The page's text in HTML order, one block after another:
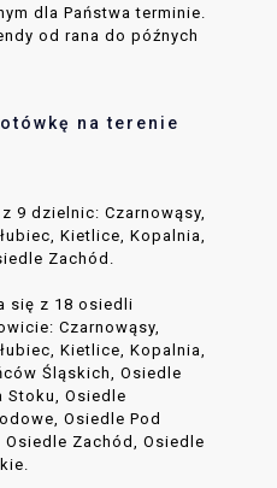
dla Państwa terminie.
od rana do późnych
na terenie
9 dzielnic: Czarnowąsy,
Kietlice, Kopalnia,
Zachód.
się z 18 osiedli
Czarnowąsy,
Kietlice, Kopalnia,
Śląskich, Osiedle
Stoku, Osiedle
Osiedle Pod
Zachód, Osiedle